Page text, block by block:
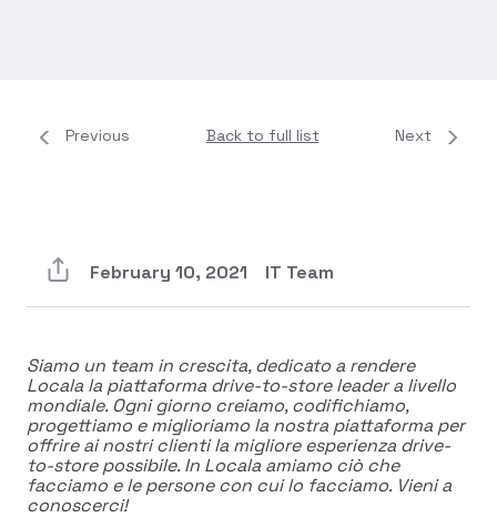
Previous Back to full list Next
February 10, 2021 IT Team
Siamo un team in crescita, dedicato a rendere
Locala la piattaforma drive-to-store leader a livello
mondiale. Ogni giorno creiamo, codifichiamo,
progettiamo e miglioriamo la nostra piattaforma per
offrire ai nostri clienti la migliore esperienza drive-
to-store possibile. In Locala amiamo ciò che
facciamo e le persone con cui lo facciamo. Vieni a
conoscerci!